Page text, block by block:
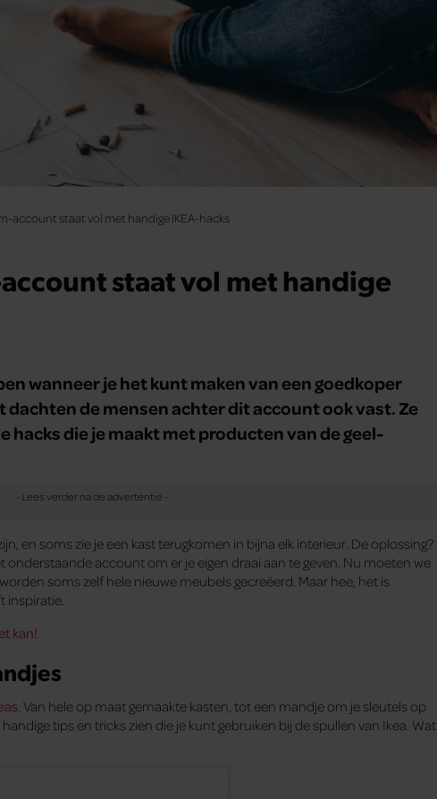
account staat vol met handige IKEA-hacks
staat vol met handige
wanneer je het kunt maken van een goedkoper
dachten de mensen achter dit account ook vast. Ze
die je maakt met producten van de geel-
en soms zie je een kast terugkomen in bijna elk interieur. De oplossing?
onderstaande account om er je eigen draai aan te geven. Nu moeten we
soms zelf hele nieuwe meubels gecreëerd. Maar hee, het is
inspiratie.
kan!
. Van hele op maat gemaakte kasten, tot een mandje om je sleutels op
tips en tricks zien die je kunt gebruiken bij de spullen van Ikea. Wat